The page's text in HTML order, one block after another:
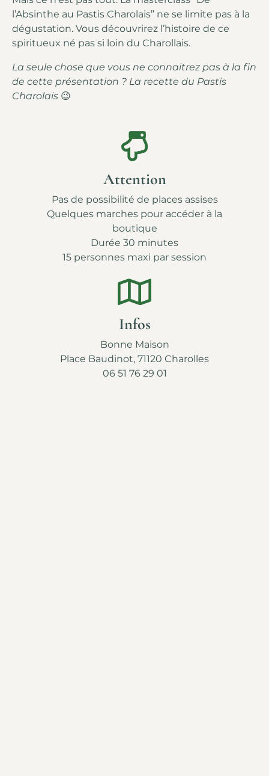
l’Absinthe au Pastis Charolais” ne se limite pas à la
dégustation. Vous découvrirez l’histoire de ce
spiritueux né pas si loin du Charollais.
La seule chose que vous ne connaitrez pas à la fin
de cette présentation ? La recette du Pastis
Charolais 😉
Attention
Pas de possibilité de places assises
Quelques marches pour accéder à la
boutique
Durée 30 minutes
15 personnes maxi par session
Infos
Bonne Maison
Place Baudinot, 71120 Charolles
06 51 76 29 01